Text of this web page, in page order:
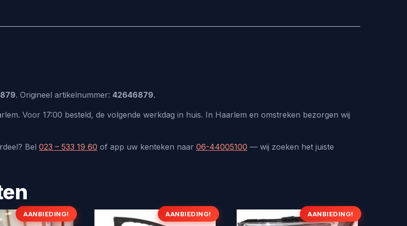
. Origineel artikelnummer: 42646879.
Voor 17:00 besteld, de volgende werkdag in huis. In Haarlem en omstreken bezorgen wij
Bel 023 – 533 19 60 of app uw kenteken naar 06-44005100 — wij zoeken het juiste
AANBIEDING! AANBIEDING! AANBIEDING!